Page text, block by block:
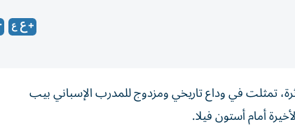
تمثلت في وداع تاريخي ومزدوج للمدرب الإسباني بيب
أمام أستون فيلا.